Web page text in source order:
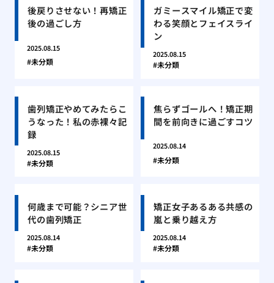
後戻りさせない！再矯正
後の過ごし方
2025.08.15
未分類
ガミースマイル矯正で変
わる笑顔とフェイスライ
ン
2025.08.15
未分類
歯列矯正やめてみたらこ
うなった！私の赤裸々記
録
2025.08.15
未分類
焦らずゴールへ！矯正期
間を前向きに過ごすコツ
2025.08.14
未分類
何歳まで可能？シニア世
代の歯列矯正
2025.08.14
未分類
矯正女子あるある共感の
嵐と乗り越え方
2025.08.14
未分類